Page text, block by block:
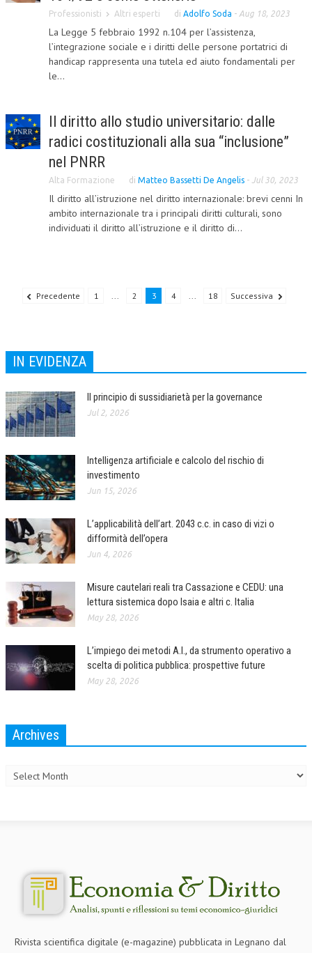
PENALE
ARCHIVIO EVENTI (FINO AL 2022)
PUBBLICAZIONI
BOLLETTINO FINANZIAMENTI
TELEGRAM
DOCUMENTI
Professionisti Altri esperti di Adolfo Soda - Aug 18, 2023
La Legge 5 febbraio 1992 n.104 per l’assistenza,
l’integrazione sociale e i diritti delle persone portatrici di
handicap rappresenta una tutela ed aiuto fondamentali per
le...
Il diritto allo studio universitario: dalle
radici costituzionali alla sua “inclusione”
nel PNRR
Alta Formazione di Matteo Bassetti De Angelis - Jul 30, 2023
Il diritto all’istruzione nel diritto internazionale: brevi cenni In
ambito internazionale tra i principali diritti culturali, sono
individuati il diritto all’istruzione e il diritto di...
Precedente 1 ... 2 3 4 ... 18 Successiva
IN EVIDENZA
Il principio di sussidiarietà per la governance
Jul 2, 2026
Intelligenza artificiale e calcolo del rischio di
investimento
Jun 15, 2026
L’applicabilità dell’art. 2043 c.c. in caso di vizi o
difformità dell’opera
Jun 4, 2026
Misure cautelari reali tra Cassazione e CEDU: una
lettura sistemica dopo Isaia e altri c. Italia
May 28, 2026
L’impiego dei metodi A.I., da strumento operativo a
scelta di politica pubblica: prospettive future
May 28, 2026
Archives
Rivista scientifica digitale (e-magazine) pubblicata in Legnano dal